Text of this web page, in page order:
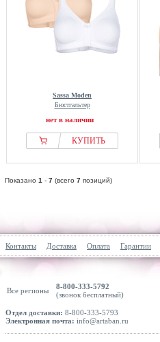
Sassa Moden
Бюстгальтер
нет в наличии
КУПИТЬ
Показано 1 - 7 (всего 7 позиций)
Контакты Доставка Оплата Гарантии
Все регионы
8-800-333-5792
(звонок бесплатный)
Отдел доставки: 8-800-333-5793
Электронная почта: info@artaban.ru